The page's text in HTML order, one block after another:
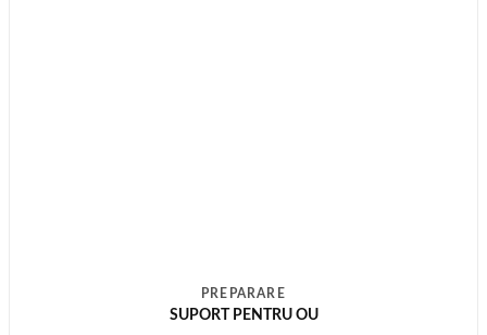
PREPARARE
SUPORT PENTRU OU